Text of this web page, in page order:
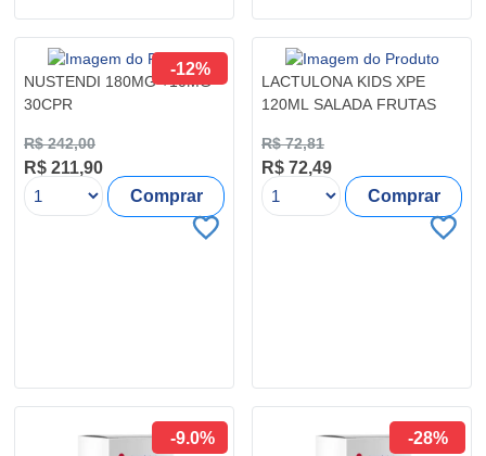
-12%
NUSTENDI 180MG +10MG
30CPR
R$ 242,00
R$ 211,90
Comprar
LACTULONA KIDS XPE
120ML SALADA FRUTAS
R$ 72,81
R$ 72,49
Comprar
-9.0% -28%